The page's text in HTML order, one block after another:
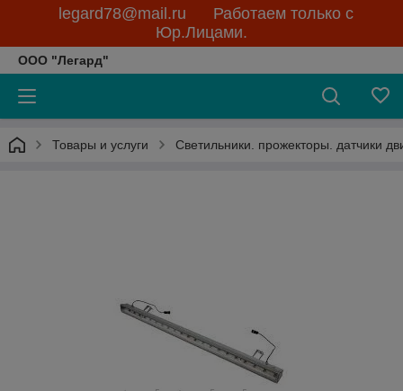
legard78@mail.ru Работаем только с
Юр.Лицами.
ООО "Легард"
Товары и услуги Светильники. прожекторы. датчики